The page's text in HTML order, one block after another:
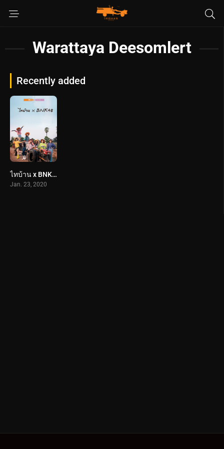
Warattaya Deesomlert
Recently added
ไทบ้าน x BNK48 จากใจผู้สาวคนนี้ (2563) Thi-Baan x BNK48
Jan. 23, 2020